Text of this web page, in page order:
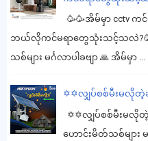
🥳🥳အိမ်မှာ cctv
ဘယ်လိုကင်မရာတွေသုံးသင့်သလဲ
သစ်များ မင်္ဂလာပါခဗျာ 🙏 အိမ်မှာ ...
✡️✡️လျှပ်စစ်မီးမလို
✡️✡️လျှပ်စစ်မီးမလိုတဲ့
ဟောင်းမိတ်သစ်များ မ